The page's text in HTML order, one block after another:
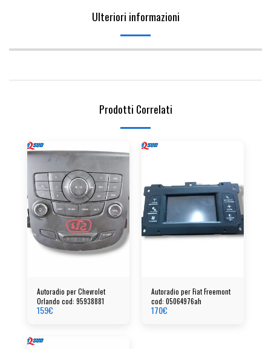
Ulteriori informazioni
Prodotti Correlati
Autoradio per Chevrolet
Orlando cod: 95938881
159€
Autoradio per Fiat Freemont
cod: 05064976ah
170€